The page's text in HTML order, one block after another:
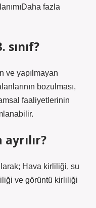
fazla
ve yapılmayan
bozulması,
faaliyetlerinin
Hava kirliliği, su
ve görüntü kirliliği